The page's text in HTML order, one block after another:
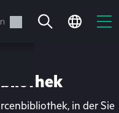
in der Sie